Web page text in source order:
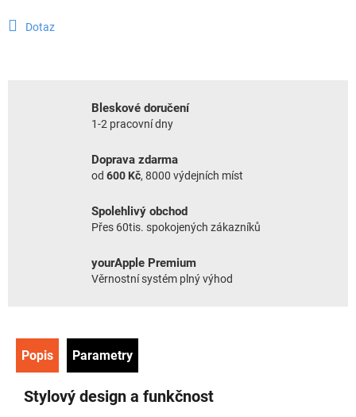
Dotaz
Bleskové doručení
1-2 pracovní dny
Doprava zdarma
od 600 Kč, 8000 výdejních míst
Spolehlivý obchod
Přes 60tis. spokojených zákazníků
yourApple Premium
Věrnostní systém plný výhod
Popis Parametry
Stylový design a funkčnost